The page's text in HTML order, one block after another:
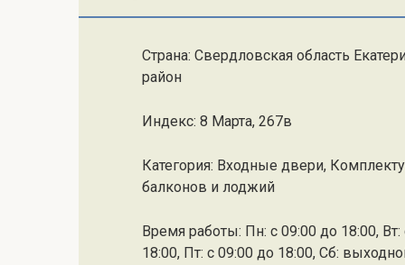
Страна: Свердловская область
район
Индекс: 8 Марта, 267в
Категория: Входные двери,
балконов и лоджий
Время работы: Пн: с 09:00 до 18:00,
18:00, Пт: с 09:00 до 18:00, Сб: